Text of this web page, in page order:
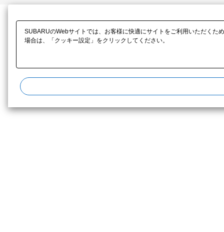
SUBARUのWebサイトでは、お客様に快適にサイトをご利用いただく
場合は、「クッキー設定」をクリックしてください。​